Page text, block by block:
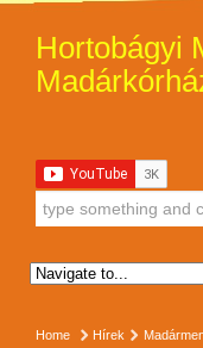
Hortobágyi
Home Hírek